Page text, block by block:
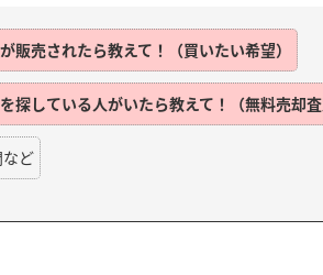
販売されたら教えて！（買いたい希望）
探している人がいたら教えて！（無料売却査
ど